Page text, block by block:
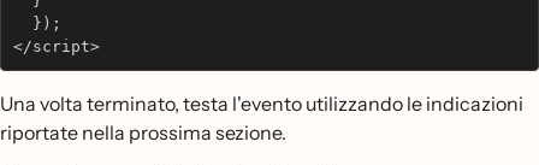
  });
</script>
Una volta terminato, testa l'evento utilizzando le indicazioni
riportate nella prossima sezione.